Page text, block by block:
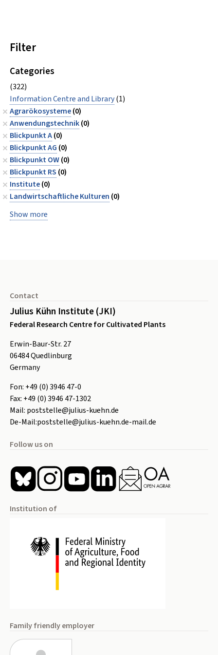
Filter
Categories
(322)
Information Centre and Library(1)
Agrarökosysteme(0)
Anwendungstechnik(0)
Blickpunkt A(0)
Blickpunkt AG (0)
Blickpunkt OW(0)
Blickpunkt RS (0)
Institute(0)
Landwirtschaftliche Kulturen (0)
Show more
Contact
Julius Kühn Institute (JKI)
Federal Research Centre for Cultivated Plants
Erwin-Baur-Str. 27
06484Quedlinburg
Germany
Fon: +49 (0) 3946 47-0
Fax: +49 (0) 3946 47-1302
Mail: poststelle@julius-kuehn.de
De-Mail:poststelle@julius-kuehn.de-mail.de
Follow us on
Institution of
Family friendly employer